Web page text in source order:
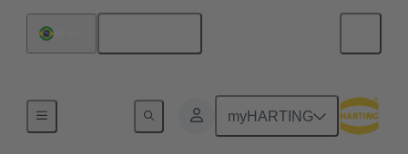
myHARTING
Conexão da placa-mãe para placa-filha